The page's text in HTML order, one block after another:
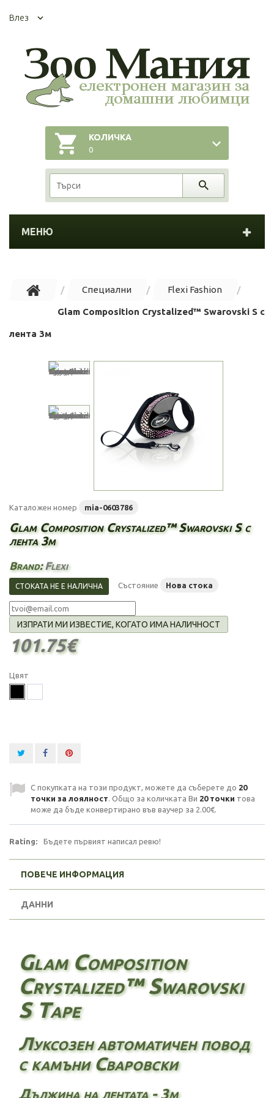
Влез
КОЛИЧКА
0
МЕНЮ
Специални Flexi Fashion
Glam Composition Crystalized™ Swarovski S с
лента 3м
Каталожен номер mia-0603786
Glam Composition Crystalized™ Swarovski S с
лента 3м
Brand:Flexi
СТОКАТА НЕ Е НАЛИЧНА Състояние Нова стока
ИЗПРАТИ МИ ИЗВЕСТИЕ, КОГАТО ИМА НАЛИЧНОСТ
101.75€
Цвят
С покупката на този продукт, можете да съберете до 20
точки за лоялност. Общо за количката Ви 20точки това
може да бъде конвертирано във ваучер за 2.00€.
Rating: Бъдете първият написал ревю!
ПОВЕЧЕ ИНФОРМАЦИЯ
ДАННИ
Glam Composition
Crystalized™ Swarovski
S Tape
Луксозен автоматичен повод
с камъни Сваровски
Дължина на лентата - 3м